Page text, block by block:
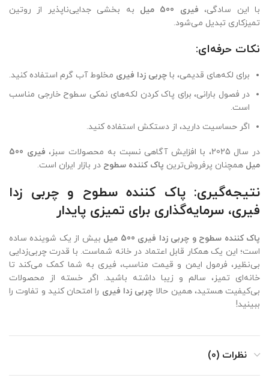
با این سادگی، فیری 500 میل
به بخشی جدایی‌ناپذیر از روتین
تمیزکاری تبدیل می‌شود.
نکات حرفه‌ای:
برای لکه‌های قدیمی، با چربی زدا فیری مخلوط آب گرم استفاده کنید.
در فصول بارانی، برای پاک کردن لکه‌های نمکی سطوح خارجی مناسب
است.
اگر حساسیت دارید، از دستکش استفاده کنید.
در سال 2025، با افزایش آگاهی نسبت به محصولات سبز،
فیری 500
میل همچنان پرفروش‌ترین پاک کننده سطوح در بازار ایران است.
نتیجه‌گیری: پاک کننده سطوح و چربی زدا
فیری، سرمایه‌گذاری برای تمیزی پایدار
پاک کننده سطوح و چربی زدا فیری 500 میل
بیش از یک شوینده ساده
است؛ این یک همکار قابل اعتماد در خانه شماست. با قدرت چربی‌زدایی
بی‌نظیر، فرمول ایمن و قیمت مناسب، فیری به شما کمک می‌کند تا
خانه‌ای تمیز، سالم و زیبا داشته باشید. اگر خسته از محصولات
بی‌کیفیت هستید، همین حالا چربی زدا فیری را امتحان کنید و تفاوت را
ببینید!
نظرات (0)